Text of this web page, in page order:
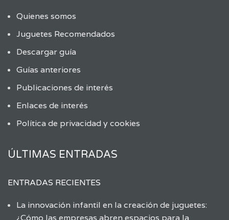
Quienes somos
Juguetes Recomendados
Descargar guía
Guías anteriores
Publicaciones de interés
Enlaces de interés
Política de privacidad y cookies
ÚLTIMAS ENTRADAS
ENTRADAS RECIENTES
La innovación infantil en la creación de juguetes:
¿Cómo las empresas abren espacios para la